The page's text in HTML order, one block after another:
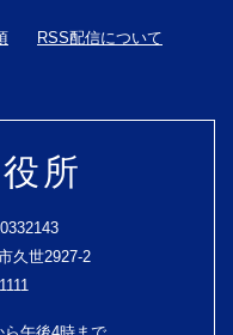
RSS配信について
所
久世2927-2